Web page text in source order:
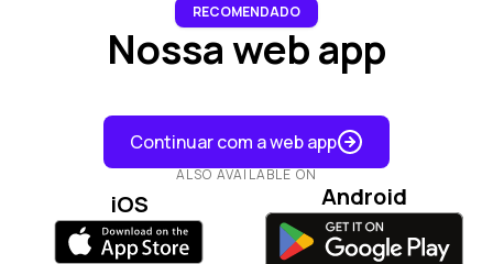
RECOMENDADO
Nossa web app
Continuar com a web app
ALSO AVAILABLE ON
iOS Android